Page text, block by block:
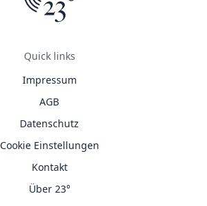
Quick links
Impressum
AGB
Datenschutz
Cookie Einstellungen
Kontakt
Über 23°